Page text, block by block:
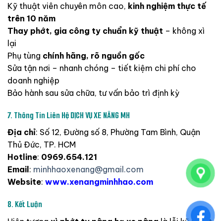
Kỹ thuật viên chuyên môn cao, kinh nghiệm thực tế
trên 10 năm
Thay phớt, gia công ty chuẩn kỹ thuật – không xì
lại
Phụ tùng chính hãng, rõ nguồn gốc
Sửa tận nơi – nhanh chóng – tiết kiệm chi phí cho
doanh nghiệp
Bảo hành sau sửa chữa, tưvấn bảo trì định kỳ
7. Thông Tin Liên HệDỊCHVỤXE NÂNG MH
Địa chỉ: Số 12, Đường số 8, Phường Tam Bình, Quận
Thủ Đức, TP. HCM
Hotline: 0969.654.121
Email : minhhaoxenang@gmail.com
Website: www.xenangminhhao.com
8. Kết Luận